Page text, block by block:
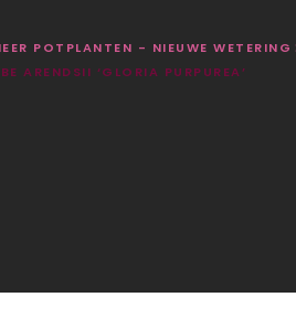
POTPLANTEN - NIEUWE WETERING
ARENDSII ‘GLORIA PURPUREA’